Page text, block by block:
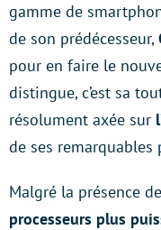
gamme de
de son prédécesseur,
pour en faire le
distingue, c’est sa
résolument axée sur
de ses remarquables
Malgré la présence
processeurs plus